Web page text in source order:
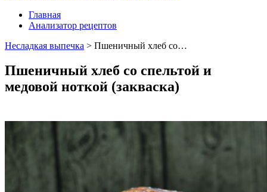
Главная
Анализатор рецептов
Несладкая выпечка > Пшеничный хлеб со…
Пшеничный хлеб со спельтой и
медовой ноткой (закваска)